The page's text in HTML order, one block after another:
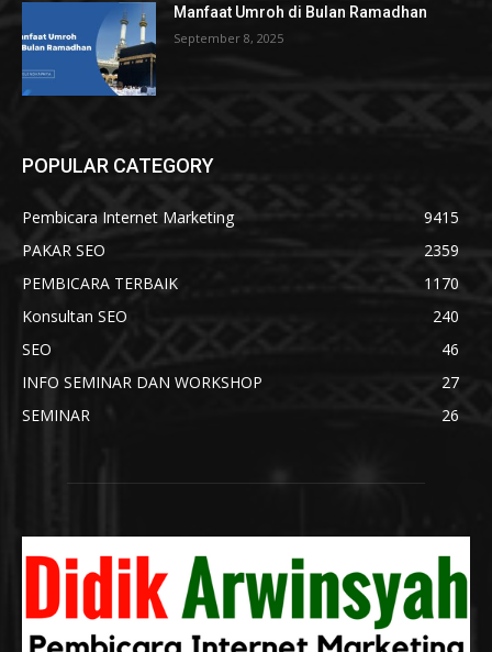
Manfaat Umroh di Bulan Ramadhan
September 8, 2025
POPULAR CATEGORY
Pembicara Internet Marketing
9415
PAKAR SEO
2359
PEMBICARA TERBAIK
1170
Konsultan SEO
240
SEO
46
INFO SEMINAR DAN WORKSHOP
27
SEMINAR
26